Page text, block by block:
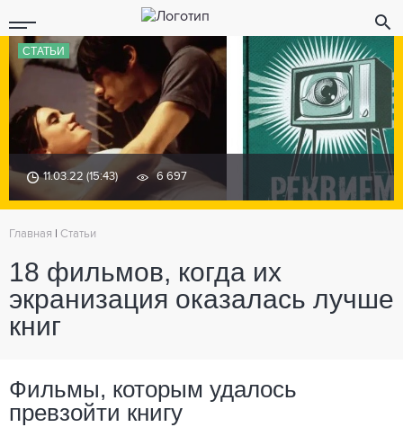
СТАТЬИ
11.03.22 (15:43) 6 697
Главная Статьи
18 фильмов, когда их
экранизация оказалась лучше
книг
Фильмы, которым удалось
превзойти книгу